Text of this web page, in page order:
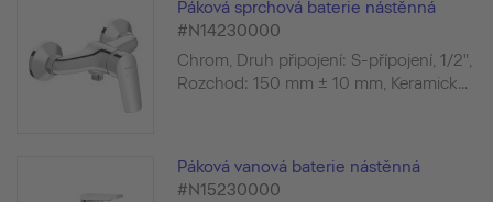
Páková sprchová baterie nástěnná
#N14230000
Chrom, Druh připojení: S-přípojení, 1/2",
Rozchod: 150 mm ± 10 mm, Keramick...
Páková vanová baterie nástěnná
#N15230000